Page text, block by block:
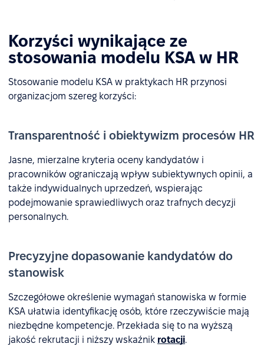
Korzyści wynikające ze
stosowania modelu KSA w HR
Stosowanie modelu KSA w praktykach HR przynosi
organizacjom szereg korzyści:
Transparentność i obiektywizm procesów HR
Jasne, mierzalne kryteria oceny kandydatów i
pracowników ograniczają wpływ subiektywnych opinii, a
także indywidualnych uprzedzeń, wspierając
podejmowanie sprawiedliwych oraz trafnych decyzji
personalnych.
Precyzyjne dopasowanie kandydatów do
stanowisk
Szczegółowe określenie wymagań stanowiska w formie
KSA ułatwia identyfikację osób, które rzeczywiście mają
niezbędne kompetencje. Przekłada się to na wyższą
jakość rekrutacji i niższy wskaźnik rotacji.